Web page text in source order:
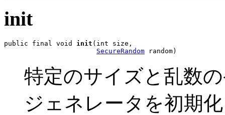
init
public final void init (int size,
SecureRandom random)
特定のサイズと乱数
ジェネレータを初期